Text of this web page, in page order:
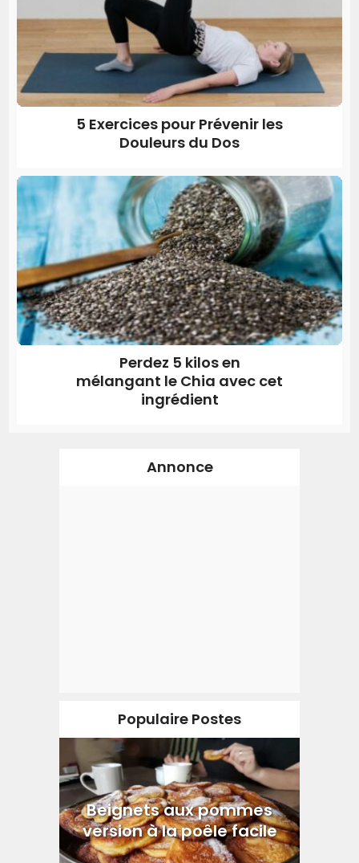
5 Exercices pour Prévenir les
Douleurs du Dos
Perdez 5 kilos en
mélangant le Chia avec cet
ingrédient
Annonce
Populaire Postes
Beignets aux pommes
version à la poêle facile